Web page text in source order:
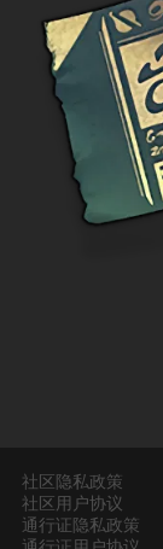
社区隐私政策
社区用户协议
通行证隐私政策